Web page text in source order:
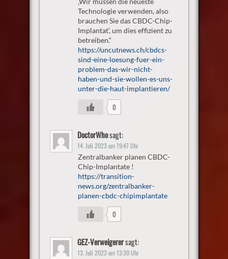
Technologie verwenden, also
brauchen Sie das CBDC-Chip-
Implantat‘, um dies effizient zu
betreiben.“
https://uncutnews.ch/cbdcs-
sind-eine-loesung-fuer-ein-
problem-das-wir-nicht-
haben-und-sie-wollen-es-uns-
unter-die-haut-implantieren/
0
DoctorWhosagt:
14. Juli 2023 um 19:47 Uhr
Zentralbanker planen CBDC-
Chip-Implantate !
https://transition-
news.org/zentralbanker-
planen-cbdc-chipimplantate
0
GEZ-Verweigerersagt:
13. Juli 2023 um 13:30 Uhr